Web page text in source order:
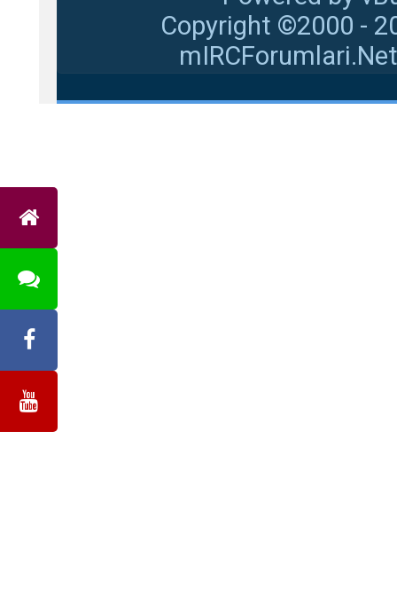
Copyright ©2000 -